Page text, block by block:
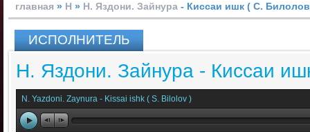
главная » Н » Н. Яздони. Зайнура - Киссаи ишк ( С.
ИСПОЛНИТЕЛЬ
Н. Яздони. Зайнура - Киссаи
N. Yazdoni. Zaynura - Kissai ishk ( S. Bilolov )